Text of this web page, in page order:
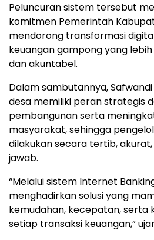
Peluncuran sistem tersebut
komitmen Pemerintah
mendorong transformasi
keuangan gampong yang
dan akuntabel.
Dalam sambutannya,
desa memiliki peran strategis
pembangunan serta
masyarakat, sehingga
dilakukan secara tertib,
jawab.
“Melalui sistem Internet
menghadirkan solusi yang
kemudahan, kecepatan, serta
setiap transaksi keuangan,”